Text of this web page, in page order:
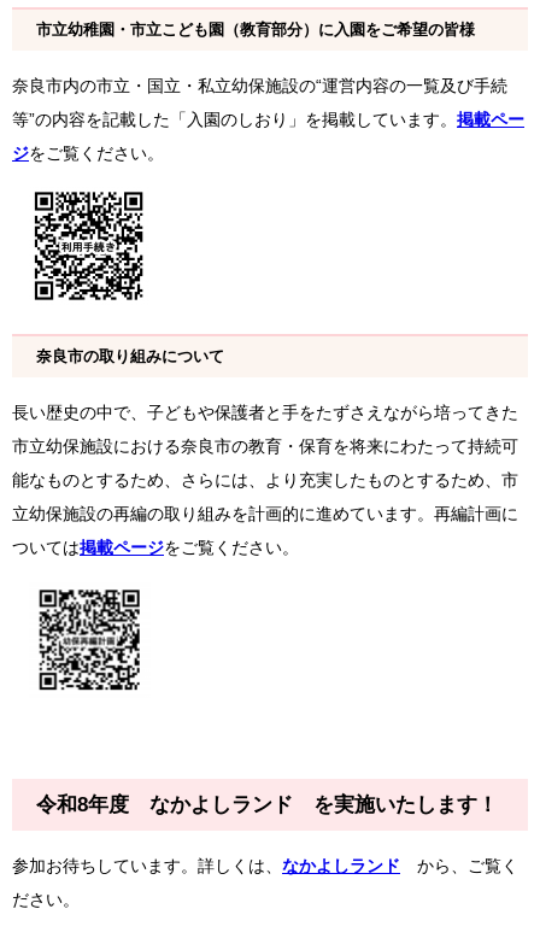
市立幼稚園・市立こども園（教育部分）に入園をご希望の皆様
奈良市内の市立・国立・私立幼保施設の“運営内容の一覧及び手続
等”の内容を記載した「入園のしおり」を掲載しています。 掲載ペー
ジをご覧ください。
奈良市の取り組みについて
長い歴史の中で、子どもや保護者と手をたずさえながら培ってきた
市立幼保施設における奈良市の教育・保育を将来にわたって持続可
能なものとするため、さらには、より充実したものとするため、市
立幼保施設の再編の取り組みを計画的に進めています。再編計画に
ついては掲載ページをご覧ください。
令和8年度 なかよしランド を実施いたします！
参加お待ちしています。詳しくは、 なかよしランド から、ご覧く
ださい。